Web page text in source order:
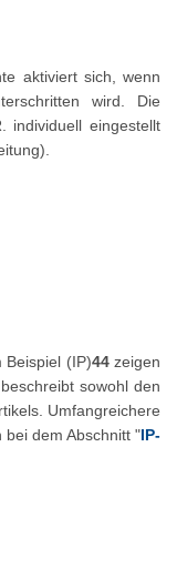
aktiviert sich, wenn
wird. Die
individuell eingestellt
Beispiel (IP)44 zeigen
sowohl den
Umfangreichere
dem Abschnitt "IP-